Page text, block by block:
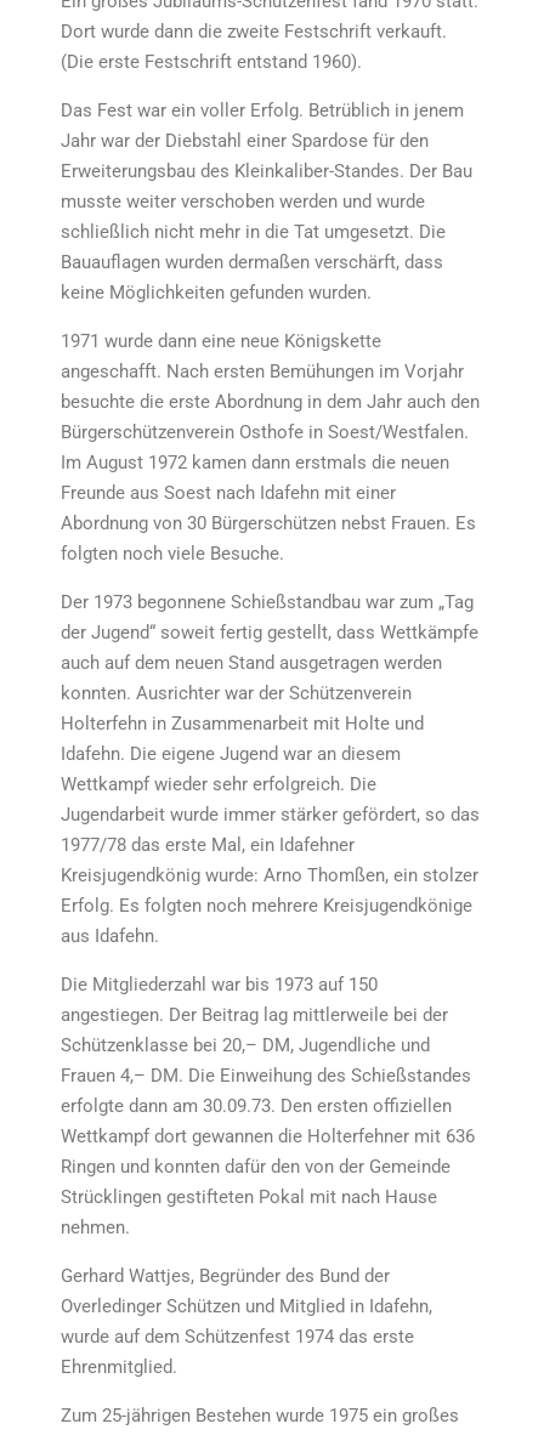
Dort wurde dann die zweite Festschrift verkauft.
(Die erste Festschrift entstand 1960).
Das Fest war ein voller Erfolg. Betrüblich in jenem
Jahr war der Diebstahl einer Spardose für den
Erweiterungsbau des Kleinkaliber-Standes. Der Bau
musste weiter verschoben werden und wurde
schließlich nicht mehr in die Tat umgesetzt. Die
Bauauflagen wurden dermaßen verschärft, dass
keine Möglichkeiten gefunden wurden.
1971 wurde dann eine neue Königskette
angeschafft. Nach ersten Bemühungen im Vorjahr
besuchte die erste Abordnung in dem Jahr auch den
Bürgerschützenverein Osthofe in Soest/Westfalen.
Im August 1972 kamen dann erstmals die neuen
Freunde aus Soest nach Idafehn mit einer
Abordnung von 30 Bürgerschützen nebst Frauen. Es
folgten noch viele Besuche.
Der 1973 begonnene Schießstandbau war zum „Tag
der Jugend“ soweit fertig gestellt, dass Wettkämpfe
auch auf dem neuen Stand ausgetragen werden
konnten. Ausrichter war der Schützenverein
Holterfehn in Zusammenarbeit mit Holte und
Idafehn. Die eigene Jugend war an diesem
Wettkampf wieder sehr erfolgreich. Die
Jugendarbeit wurde immer stärker gefördert, so das
1977/78 das erste Mal, ein Idafehner
Kreisjugendkönig wurde: Arno Thomßen, ein stolzer
Erfolg. Es folgten noch mehrere Kreisjugendkönige
aus Idafehn.
Die Mitgliederzahl war bis 1973 auf 150
angestiegen. Der Beitrag lag mittlerweile bei der
Schützenklasse bei 20,– DM, Jugendliche und
Frauen 4,– DM. Die Einweihung des Schießstandes
erfolgte dann am 30.09.73. Den ersten offiziellen
Wettkampf dort gewannen die Holterfehner mit 636
Ringen und konnten dafür den von der Gemeinde
Strücklingen gestifteten Pokal mit nach Hause
nehmen.
Gerhard Wattjes, Begründer des Bund der
Overledinger Schützen und Mitglied in Idafehn,
wurde auf dem Schützenfest 1974 das erste
Ehrenmitglied.
Zum 25-jährigen Bestehen wurde 1975 ein großes